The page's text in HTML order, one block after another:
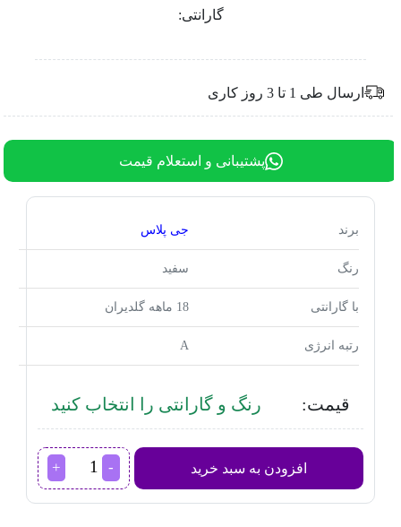
گارانتی:
ارسال طی 1 تا 3 روز کاری
پشتیبانی و استعلام قیمت
برند جی پلاس
رنگ سفید
با گارانتی 18 ماهه گلدیران
رتبه انرژی A
قیمت: رنگ و گارانتی را انتخاب کنید
افزودن به سبد خرید
کولر
گازی